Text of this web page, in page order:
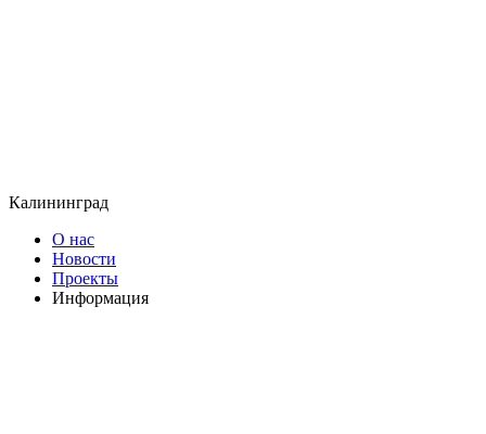
Калининград
О нас
Новости
Проекты
Информация